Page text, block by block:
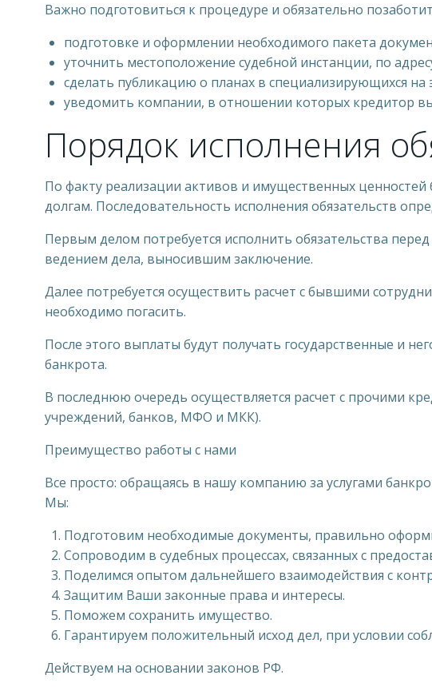
Важно подготовиться к процедуре и обязательно
подготовке и оформлении необходимого пакета
уточнить местоположение судебной инстанции, по
сделать публикацию о планах в специализирующихся
уведомить компании, в отношении которых кредитор
Порядок исполнения
По факту реализации активов и имущественных
долгам. Последовательность исполнения обязательств
Первым делом потребуется исполнить обязательства
ведением дела, выносившим заключение.
Далее потребуется осуществить расчет с бывшими
необходимо погасить.
После этого выплаты будут получать государственные и
банкрота.
В последнюю очередь осуществляется расчет с прочими
учреждений, банков, МФО и МКК).
Преимущество работы с нами
Все просто: обращаясь в нашу компанию за услугами
Мы:
Подготовим необходимые документы, правильно
Сопроводим в судебных процессах, связанных с
Поделимся опытом дальнейшего взаимодействия с
Защитим Ваши законные права и интересы.
Поможем сохранить имущество.
Гарантируем положительный исход дел, при условии
Действуем на основании законов РФ.